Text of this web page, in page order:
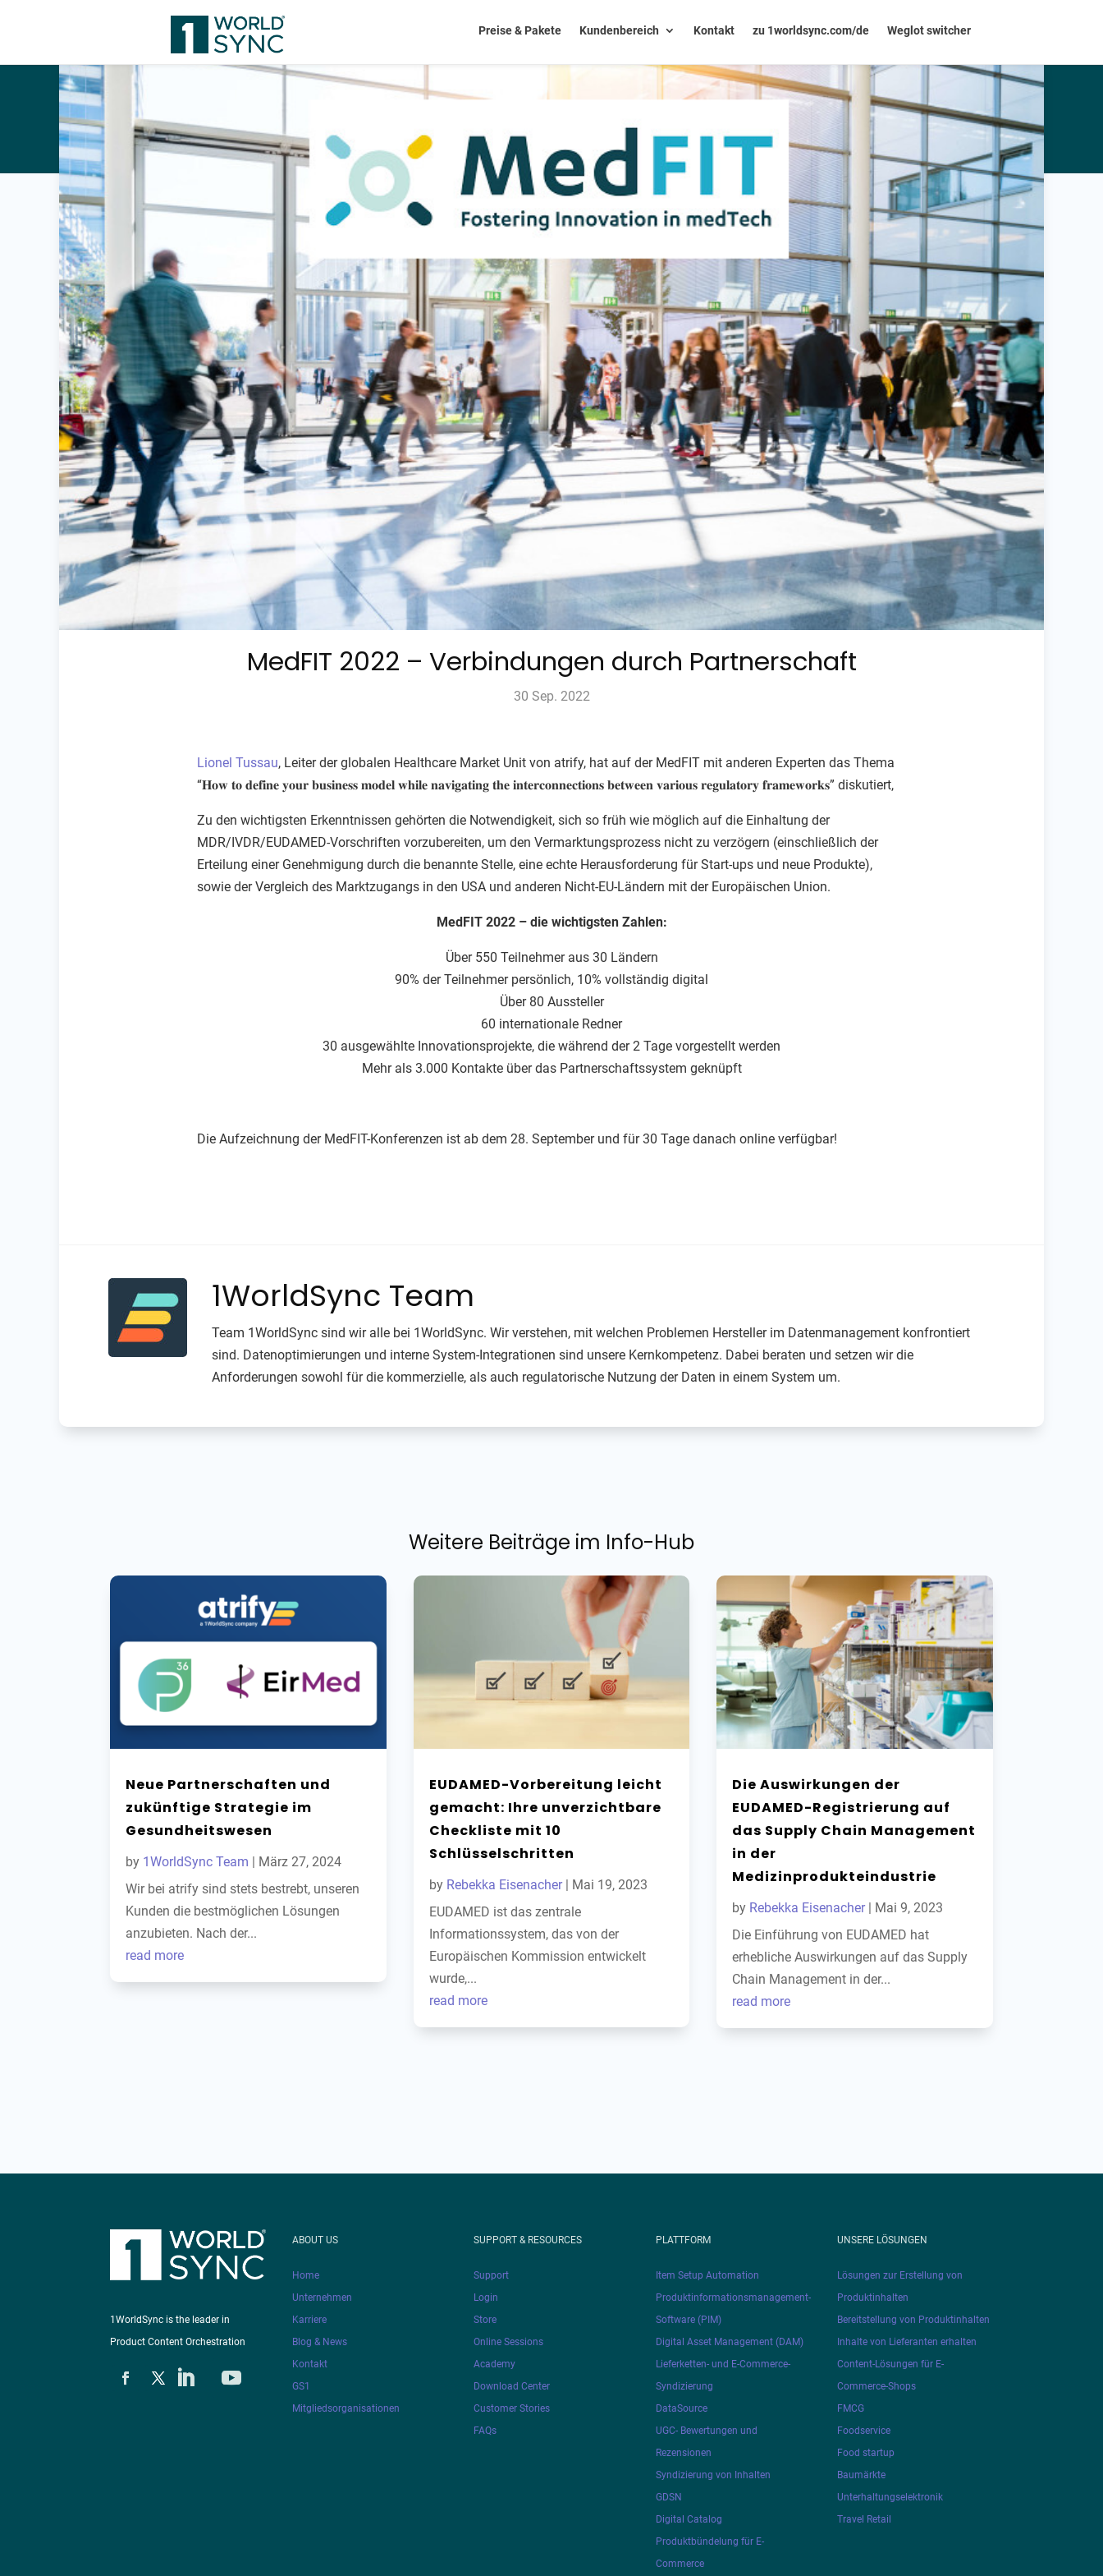
Preise & Pakete Kundenbereich Kontakt zu 1worldsync.com/de Weglot switcher
MedFIT 2022 – Verbindungen durch Partnerschaft
30 Sep. 2022
Lionel Tussau, Leiter der globalen Healthcare Market Unit von atrify, hat auf der MedFIT mit anderen Experten das Thema
“𝐇𝐨𝐰 𝐭𝐨 𝐝𝐞𝐟𝐢𝐧𝐞 𝐲𝐨𝐮𝐫 𝐛𝐮𝐬𝐢𝐧𝐞𝐬𝐬 𝐦𝐨𝐝𝐞𝐥 𝐰𝐡𝐢𝐥𝐞 𝐧𝐚𝐯𝐢𝐠𝐚𝐭𝐢𝐧𝐠 𝐭𝐡𝐞 𝐢𝐧𝐭𝐞𝐫𝐜𝐨𝐧𝐧𝐞𝐜𝐭𝐢𝐨𝐧𝐬 𝐛𝐞𝐭𝐰𝐞𝐞𝐧 𝐯𝐚𝐫𝐢𝐨𝐮𝐬 𝐫𝐞𝐠𝐮𝐥𝐚𝐭𝐨𝐫𝐲 𝐟𝐫𝐚𝐦𝐞𝐰𝐨𝐫𝐤𝐬” diskutiert,
Zu den wichtigsten Erkenntnissen gehörten die Notwendigkeit, sich so früh wie möglich auf die Einhaltung der
MDR/IVDR/EUDAMED-Vorschriften vorzubereiten, um den Vermarktungsprozess nicht zu verzögern (einschließlich der
Erteilung einer Genehmigung durch die benannte Stelle, eine echte Herausforderung für Start-ups und neue Produkte),
sowie der Vergleich des Marktzugangs in den USA und anderen Nicht-EU-Ländern mit der Europäischen Union.
MedFIT 2022 – die wichtigsten Zahlen:
Über 550 Teilnehmer aus 30 Ländern
90% der Teilnehmer persönlich, 10% vollständig digital
Über 80 Aussteller
60 internationale Redner
30 ausgewählte Innovationsprojekte, die während der 2 Tage vorgestellt werden
Mehr als 3.000 Kontakte über das Partnerschaftssystem geknüpft
Die Aufzeichnung der MedFIT-Konferenzen ist ab dem 28. September und für 30 Tage danach online verfügbar!
1WorldSync Team
Team 1WorldSync sind wir alle bei 1WorldSync. Wir verstehen, mit welchen Problemen Hersteller im Datenmanagement konfrontiert
sind. Datenoptimierungen und interne System-Integrationen sind unsere Kernkompetenz. Dabei beraten und setzen wir die
Anforderungen sowohl für die kommerzielle, als auch regulatorische Nutzung der Daten in einem System um.
Weitere Beiträge im Info-Hub
Neue Partnerschaften und
zukünftige Strategie im
Gesundheitswesen
by 1WorldSync Team | März 27, 2024
Wir bei atrify sind stets bestrebt, unseren
Kunden die bestmöglichen Lösungen
anzubieten. Nach der...
read more
EUDAMED-Vorbereitung leicht
gemacht: Ihre unverzichtbare
Checkliste mit 10
Schlüsselschritten
by Rebekka Eisenacher| Mai 19, 2023
EUDAMED ist das zentrale
Informationssystem, das von der
Europäischen Kommission entwickelt
wurde,...
read more
Die Auswirkungen der
EUDAMED-Registrierung auf
das Supply Chain Management
in der
Medizinprodukteindustrie
by Rebekka Eisenacher| Mai 9, 2023
Die Einführung von EUDAMED hat
erhebliche Auswirkungen auf das Supply
Chain Management in der...
read more
1WorldSync is the leader in
Product Content Orchestration
ABOUT US
Home
Unternehmen
Karriere
Blog & News
Kontakt
GS1
Mitgliedsorganisationen
SUPPORT & RESOURCES
Support
Login
Store
Online Sessions
Academy
Download Center
Customer Stories
FAQs
PLATTFORM
Item Setup Automation
Produktinformationsmanagement-
Software (PIM)
Digital Asset Management (DAM)
Lieferketten- und E-Commerce-
Syndizierung
DataSource
UGC- Bewertungen und
Rezensionen
Syndizierung von Inhalten
GDSN
Digital Catalog
Produktbündelung für E-
Commerce
UNSERE LÖSUNGEN
Lösungen zur Erstellung von
Produktinhalten
Bereitstellung von Produktinhalten
Inhalte von Lieferanten erhalten
Content-Lösungen für E-
Commerce-Shops
FMCG
Foodservice
Food startup
Baumärkte
Unterhaltungselektronik
Travel Retail